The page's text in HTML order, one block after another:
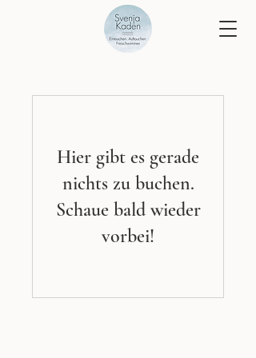
Hier gibt es gerade
nichts zu buchen.
Schaue bald wieder
vorbei!